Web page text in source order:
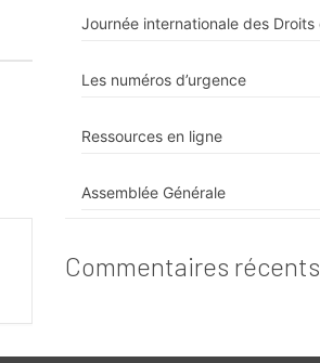
Journée internationale des Droits
Les numéros d’urgence
Ressources en ligne
Assemblée Générale
Commentaires récents